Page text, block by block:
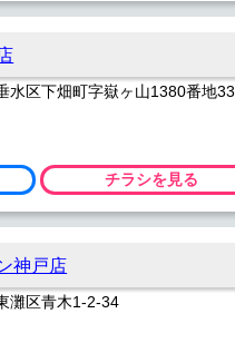
水区下畑町字嶽ヶ山1380番地33
チラシを見る
神戸店
灘区青木1-2-34